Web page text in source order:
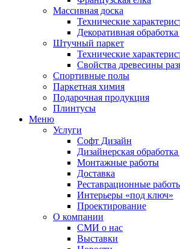
Массивная доска
Технические
Декоративная
Штучный паркет
Технические
Свойства древесины
Спортивные полы
Паркетная химия
Подарочная продукция
Плинтусы
Меню
Услуги
Софт Дизайн
Дизайнерская
Монтажные работы
Доставка
Реставрационные
Интерьеры «под ключ»
Проектирование
О компании
СМИ о нас
Выставки